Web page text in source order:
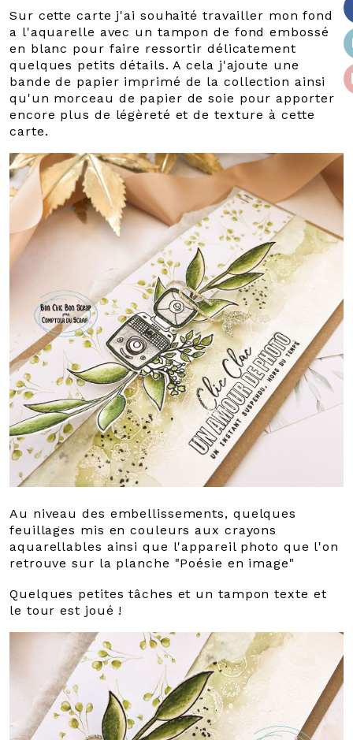
Sur cette carte j'ai souhaité travailler mon fond
a l'aquarelle avec un tampon de fond embossé
en blanc pour faire ressortir délicatement
quelques petits détails. A cela j'ajoute une
bande de papier imprimé de la collection ainsi
qu'un morceau de papier de soie pour apporter
encore plus de légèreté et de texture à cette
carte.
Au niveau des embellissements, quelques
feuillages mis en couleurs aux crayons
aquarellables ainsi que l'appareil photo que l'on
retrouve sur la planche "Poésie en image"
Quelques petites tâches et un tampon texte et
le tour est joué !